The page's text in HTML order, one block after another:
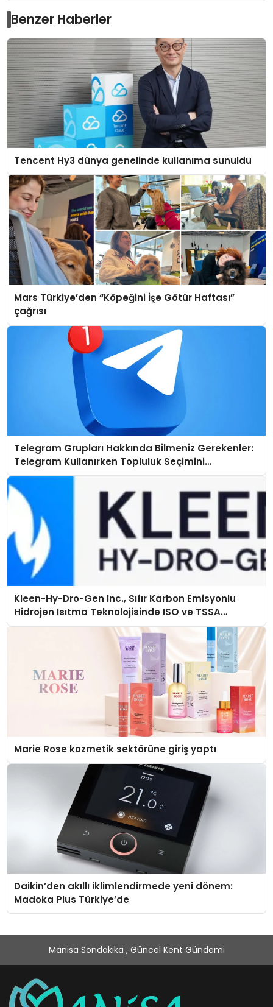
Benzer Haberler
Tencent Hy3 dünya genelinde kullanıma sunuldu
Mars Türkiye’den “Köpeğini İşe Götür Haftası”
çağrısı
Telegram Grupları Hakkında Bilmeniz Gerekenler:
Telegram Kullanırken Topluluk Seçimini
Kolaylaştırın
Kleen-Hy-Dro-Gen Inc., Sıfır Karbon Emisyonlu
Hidrojen Isıtma Teknolojisinde ISO ve TSSA
Düzenleyici Onaylarını Aldı
Marie Rose kozmetik sektörüne giriş yaptı
Daikin’den akıllı iklimlendirmede yeni dönem:
Madoka Plus Türkiye’de
Manisa Sondakika , Güncel Kent Gündemi